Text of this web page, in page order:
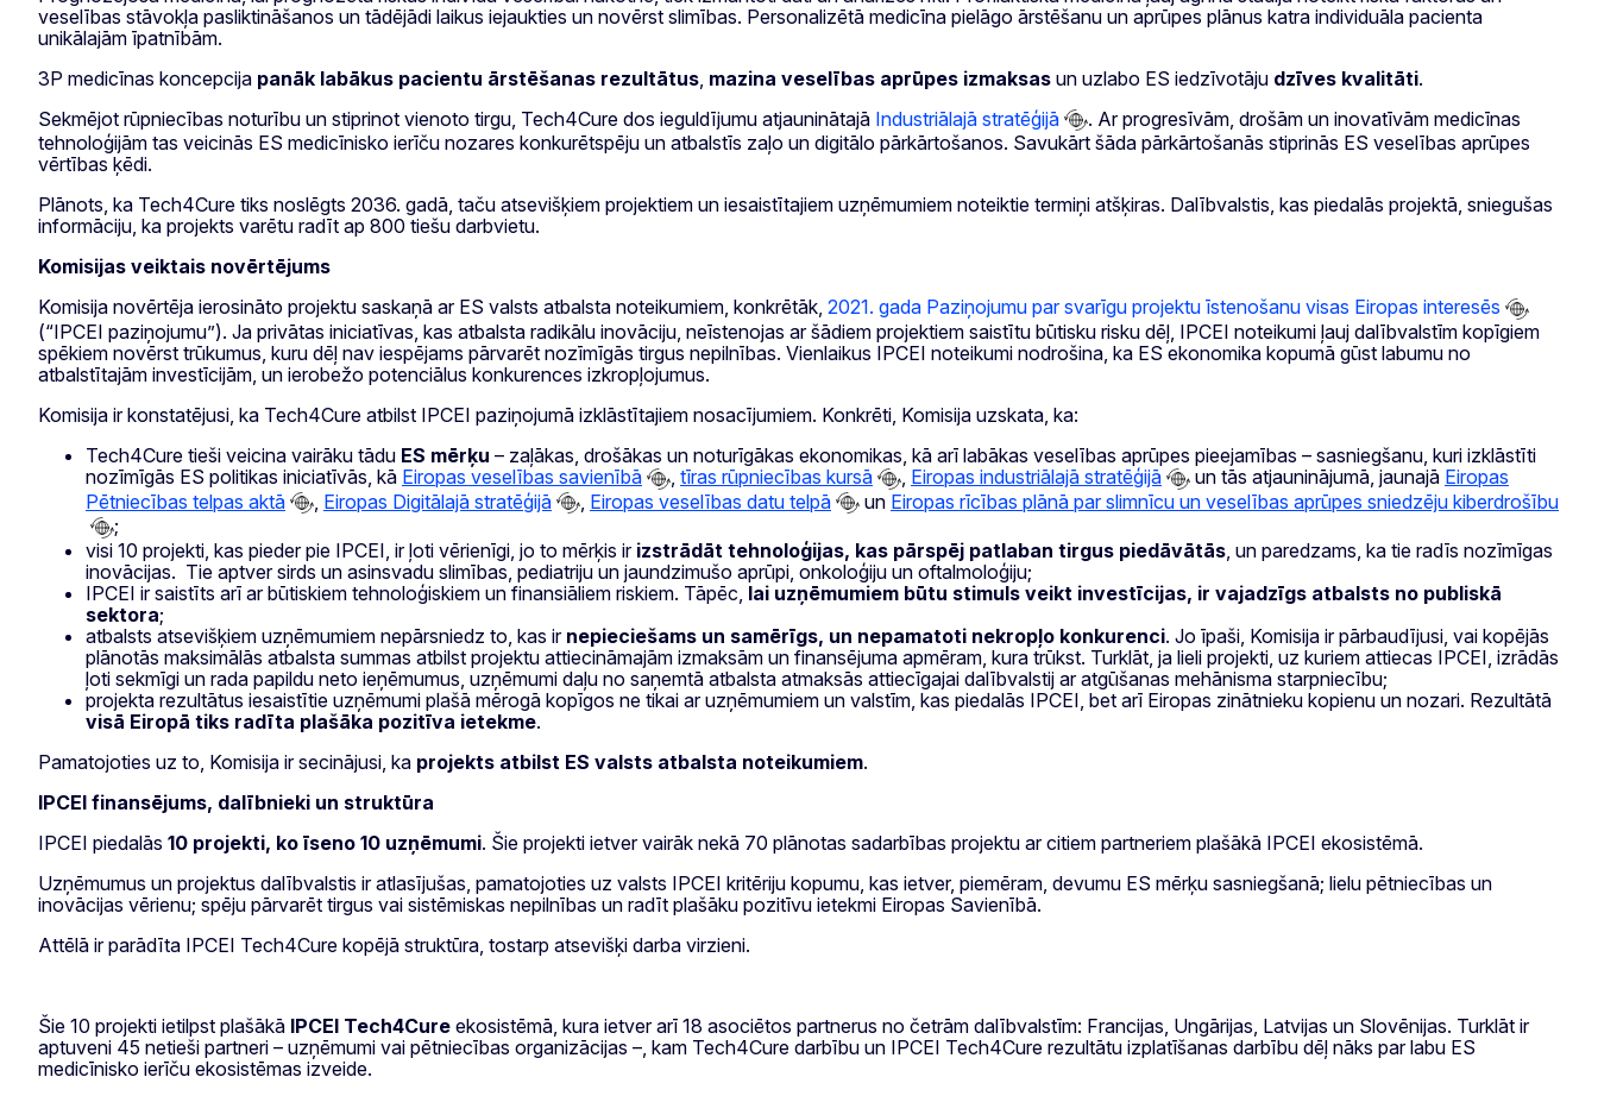
veselības stāvokļa pasliktināšanos un tādējādi laikus iejaukties un novērst slimības. Personalizētā medicīna pielāgo ārstēšanu un aprūpes plānus katra individuāla pacienta
unikālajām īpatnībām.
3P medicīnas koncepcija panāk labākus pacientu ārstēšanas rezultātus mazina veselības aprūpes izmaksas un uzlabo ES iedzīvotāju dzīves kvalitāti.
Sekmējot rūpniecības noturību un stiprinot vienoto tirgu, Tech4Cure dos ieguldījumu atjauninātajā Industriālajā stratēģijā
. Ar progresīvām, drošām un inovatīvām medicīnas
tehnoloģijām tas veicinās ES medicīnisko ierīču nozares konkurētspēju un atbalstīs zaļo un digitālo pārkārtošanos. Savukārt šāda pārkārtošanās stiprinās ES veselības aprūpes
vērtības ķēdi.
Plānots, ka Tech4Cure tiks noslēgts 2036. gadā, taču atsevišķiem projektiem un iesaistītajiem uzņēmumiem noteiktie termiņi atšķiras. Dalībvalstis, kas piedalās projektā, sniegušas
informāciju, ka projekts varētu radīt ap 800 tiešu darbvietu.
Komisijas veiktais novērtējums
Komisija novērtēja ierosināto projektu saskaņā ar ES valsts atbalsta noteikumiem, konkrētāk, 2021. gada Paziņojumu par svarīgu projektu īstenošanu visas Eiropas interesēs
(“IPCEI paziņojumu”). Ja privātas iniciatīvas, kas atbalsta radikālu inovāciju, neīstenojas ar šādiem projektiem saistītu būtisku risku dēļ, IPCEI noteikumi ļauj dalībvalstīm kopīgiem
spēkiem novērst trūkumus, kuru dēļ nav iespējams pārvarēt nozīmīgās tirgus nepilnības. Vienlaikus IPCEI noteikumi nodrošina, ka ES ekonomika kopumā gūst labumu no
atbalstītajām investīcijām, un ierobežo potenciālus konkurences izkropļojumus.
Komisija ir konstatējusi, ka Tech4Cure atbilst IPCEI paziņojumā izklāstītajiem nosacījumiem. Konkrēti, Komisija uzskata, ka:
Tech4Cure tieši veicina vairāku tādu ES mērķu – zaļākas, drošākas un noturīgākas ekonomikas, kā arī labākas veselības aprūpes pieejamības – sasniegšanu, kuri izklāstīti
nozīmīgās ES politikas iniciatīvās, kā Eiropas veselības savienībā , tīras rūpniecības kursā , Eiropas industriālajā stratēģijā un tās atjauninājumā, jaunajā Eiropas
Pētniecības telpas aktā
Eiropas Digitālajā stratēģijā Eiropas veselības datu telpā un Eiropas rīcības plānā par slimnīcu un veselības aprūpes sniedzēju kiberdrošību
;
visi 10 projekti, kas pieder pie IPCEI, ir ļoti vērienīgi, jo to mērķis ir izstrādāt tehnoloģijas, kas pārspēj patlaban tirgus piedāvātās, un paredzams, ka tie radīs nozīmīgas
inovācijas. Tie aptver sirds un asinsvadu slimības, pediatriju un jaundzimušo aprūpi, onkoloģiju un oftalmoloģiju;
IPCEI ir saistīts arī ar būtiskiem tehnoloģiskiem un finansiāliem riskiem. Tāpēc, lai uzņēmumiem būtu stimuls veikt investīcijas, ir vajadzīgs atbalsts no publiskā
sektora;
atbalsts atsevišķiem uzņēmumiem nepārsniedz to, kas ir nepieciešams un samērīgs, un nepamatoti nekropļo konkurenci. Jo īpaši, Komisija ir pārbaudījusi, vai kopējās
plānotās maksimālās atbalsta summas atbilst projektu attiecināmajām izmaksām un finansējuma apmēram, kura trūkst. Turklāt, ja lieli projekti, uz kuriem attiecas IPCEI, izrādās
ļoti sekmīgi un rada papildu neto ieņēmumus, uzņēmumi daļu no saņemtā atbalsta atmaksās attiecīgajai dalībvalstij ar atgūšanas mehānisma starpniecību;
projekta rezultātus iesaistītie uzņēmumi plašā mērogā kopīgos ne tikai ar uzņēmumiem un valstīm, kas piedalās IPCEI, bet arī Eiropas zinātnieku kopienu un nozari. Rezultātā
visā Eiropā tiks radīta plašāka pozitīva ietekme.
Pamatojoties uz to, Komisija ir secinājusi, ka projekts atbilst ES valsts atbalsta noteikumiem.
IPCEI finansējums, dalībnieki un struktūra
IPCEI piedalās 10 projekti, ko īseno 10 uzņēmumi. Šie projekti ietver vairāk nekā 70 plānotas sadarbības projektu ar citiem partneriem plašākā IPCEI ekosistēmā.
Uzņēmumus un projektus dalībvalstis ir atlasījušas, pamatojoties uz valsts IPCEI kritēriju kopumu, kas ietver, piemēram, devumu ES mērķu sasniegšanā; lielu pētniecības un
inovācijas vērienu; spēju pārvarēt tirgus vai sistēmiskas nepilnības un radīt plašāku pozitīvu ietekmi Eiropas Savienībā.
Attēlā ir parādīta IPCEI Tech4Cure kopējā struktūra, tostarp atsevišķi darba virzieni.
Šie 10 projekti ietilpst plašākā IPCEI Tech4Cure ekosistēmā, kura ietver arī 18 asociētos partnerus no četrām dalībvalstīm: Francijas, Ungārijas, Latvijas un Slovēnijas. Turklāt ir
aptuveni 45 netieši partneri – uzņēmumi vai pētniecības organizācijas –, kam Tech4Cure darbību un IPCEI Tech4Cure rezultātu izplatīšanas darbību dēļ nāks par labu ES
medicīnisko ierīču ekosistēmas izveide.